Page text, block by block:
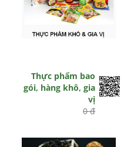
Thực phẩm bao
gói, hàng khô, gia
vị
0 đ